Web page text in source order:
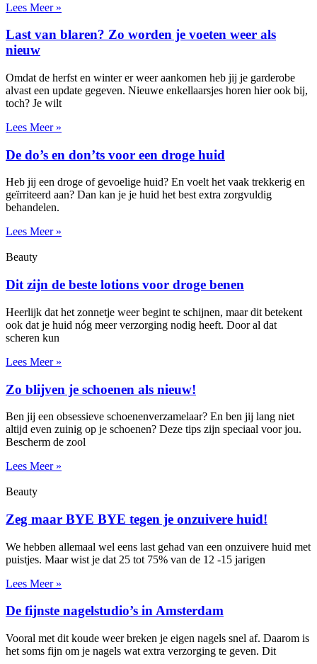
Lees Meer »
Last van blaren? Zo worden je voeten weer als
nieuw
Omdat de herfst en winter er weer aankomen heb jij je garderobe
alvast een update gegeven. Nieuwe enkellaarsjes horen hier ook bij,
toch? Je wilt
Lees Meer »
De do’s en don’ts voor een droge huid
Heb jij een droge of gevoelige huid? En voelt het vaak trekkerig en
geïrriteerd aan? Dan kan je je huid het best extra zorgvuldig
behandelen.
Lees Meer »
Beauty
Dit zijn de beste lotions voor droge benen
Heerlijk dat het zonnetje weer begint te schijnen, maar dit betekent
ook dat je huid nóg meer verzorging nodig heeft. Door al dat
scheren kun
Lees Meer »
Zo blijven je schoenen als nieuw!
Ben jij een obsessieve schoenenverzamelaar? En ben jij lang niet
altijd even zuinig op je schoenen? Deze tips zijn speciaal voor jou.
Bescherm de zool
Lees Meer »
Beauty
Zeg maar BYE BYE tegen je onzuivere huid!
We hebben allemaal wel eens last gehad van een onzuivere huid met
puistjes. Maar wist je dat 25 tot 75% van de 12 -15 jarigen
Lees Meer »
De fijnste nagelstudio’s in Amsterdam
Vooral met dit koude weer breken je eigen nagels snel af. Daarom is
het soms fijn om je nagels wat extra verzorging te geven. Dit